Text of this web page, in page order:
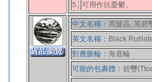
5. 可用作抗憂鬱。
中文名稱： 黑髮晶, 黑碧
英文名稱： Black
對應脈輪： 海底輪
可能的包裹體： 碧璽